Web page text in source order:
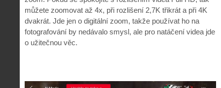
můžete zoomovat až 4x, při rozlišení 2,7K třikrát a při 4K
dvakrát. Jde jen o digitální zoom, takže používat ho na
fotografování by nedávalo smysl, ale pro natáčení videa jde
o užitečnou věc.